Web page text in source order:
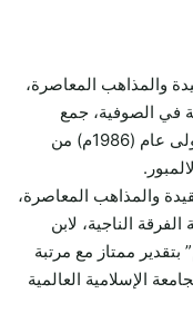
والمذاهب المعاصرة،
في الصوفية، جمع
ودراسة” بتقدير ممتاز مع مرتبة الشرف الأولى عام (1986م) من
والمذاهب المعاصرة،
الناجية، لابن
بتقدير ممتاز مع مرتبة
(1974م) من الجامعة الإسلامية العالمية